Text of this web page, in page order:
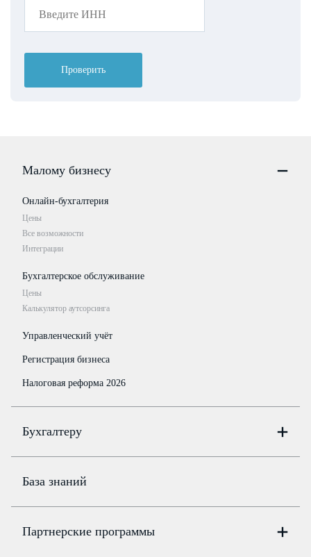
Проверить
Малому бизнесу
Онлайн-бухгалтерия
Цены
Все возможности
Интеграции
Бухгалтерское обслуживание
Цены
Калькулятор аутсорсинга
Управленческий учёт
Регистрация бизнеса
Налоговая реформа 2026
Бухгалтеру
Цены
Бюро
Консультации по учёту и налогам
База знаний
Партнерские программы